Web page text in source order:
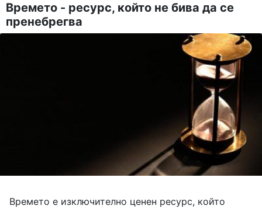
Времето - ресурс, който не бива да се
пренебрегва
Времето е изключително ценен ресурс, който